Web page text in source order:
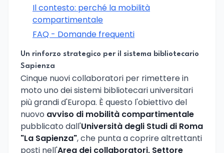
Il contesto: perché la mobilità
compartimentale
FAQ - Domande frequenti
Un rinforzo strategico per il sistema bibliotecario
Sapienza
Cinque nuovi collaboratori per rimettere in
moto uno dei sistemi bibliotecari universitari
più grandi d'Europa. È questo l'obiettivo del
nuovo avviso di mobilità compartimentale
pubblicato dall'Università degli Studi di Roma
"La Sapienza", che punta a coprire altrettanti
posti nell'Area dei collaboratori, Settore